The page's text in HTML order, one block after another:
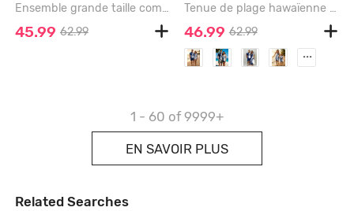
Ensemble grande taille composé d'un t-shirt à imprimé papillon, d'un pantalon évasé à volants et poches lacées - LIGHT GREEN
45.99 62.99
Tenue de plage hawaïenne assortie grande taille à imprimé faisceau lumineux ombré pour couples - NAVY BLUE
46.99 62.99
...
1 - 60 of 9999+
EN SAVOIR PLUS
Related Searches